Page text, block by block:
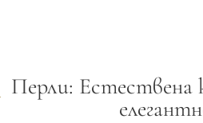
Перли: Естествена